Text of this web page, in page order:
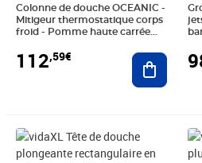
Colonne de douche OCEANIC -
Mitigeur thermostatique corps
froid - Pomme haute carrée
112,59€ Ajouter
Prix barré 28,99€
Prix 20,96€